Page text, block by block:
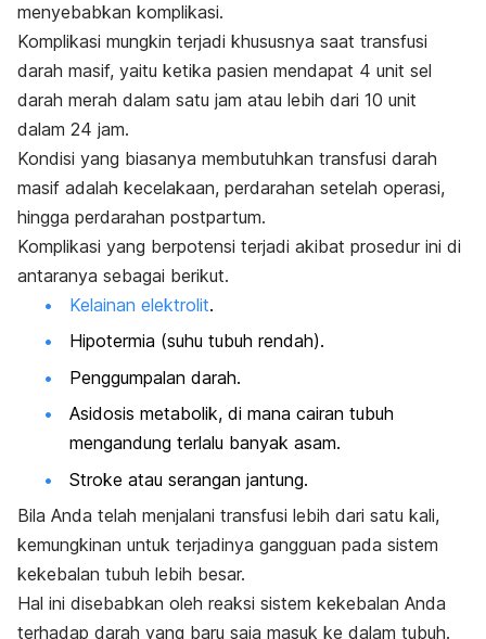
menyebabkan komplikasi.
Komplikasi mungkin terjadi khususnya saat transfusi
darah masif, yaitu ketika pasien mendapat 4 unit sel
darah merah dalam satu jam atau lebih dari 10 unit
dalam 24 jam.
Kondisi yang biasanya membutuhkan transfusi darah
masif adalah kecelakaan, perdarahan setelah operasi,
hingga perdarahan postpartum.
Komplikasi yang berpotensi terjadi akibat prosedur ini di
antaranya sebagai berikut.
Kelainan elektrolit.
Hipotermia (suhu tubuh rendah).
Penggumpalan darah.
Asidosis metabolik, di mana cairan tubuh
mengandung terlalu banyak asam.
Stroke atau serangan jantung.
Bila Anda telah menjalani transfusi lebih dari satu kali,
kemungkinan untuk terjadinya gangguan pada sistem
kekebalan tubuh lebih besar.
Hal ini disebabkan oleh reaksi sistem kekebalan Anda
terhadap darah yang baru saja masuk ke dalam tubuh.